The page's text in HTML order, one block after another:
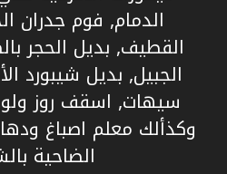
الدمام, فوم جدران
القطيف, بديل الحجر
الجبيل, بديل شيبورد
سيهات, اسقف روز
وكذألك معلم اصباغ
الضاحية